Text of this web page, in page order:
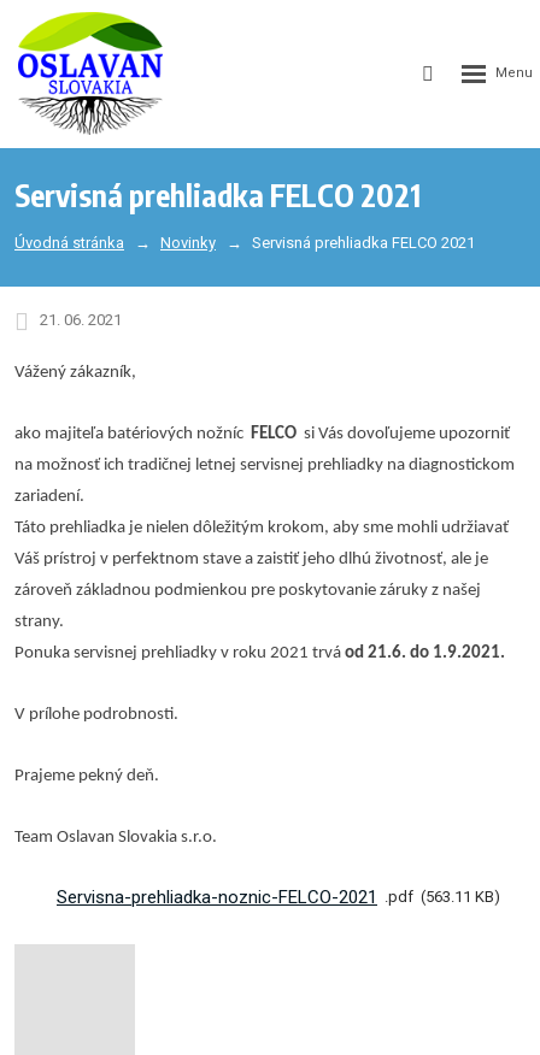
Servisná prehliadka FELCO 2021
Úvodná stránka Novinky Servisná prehliadka FELCO 2021
21. 06. 2021
Vážený zákazník,
ako majiteľa batériových nožníc FELCO si Vás dovoľujeme upozorniť
na možnosť ich tradičnej letnej servisnej prehliadky na diagnostickom
zariadení.
Táto prehliadka je nielen dôležitým krokom, aby sme mohli udržiavať
Váš prístroj v perfektnom stave a zaistiť jeho dlhú životnosť, ale je
zároveň základnou podmienkou pre poskytovanie záruky z našej
strany.
Ponuka servisnej prehliadky v roku 2021 trvá od 21.6. do 1.9.2021.
V prílohe podrobnosti.
Prajeme pekný deň.
Team Oslavan Slovakia s.r.o.
Servisna-prehliadka-noznic-FELCO-2021 pdf 563.11 KB